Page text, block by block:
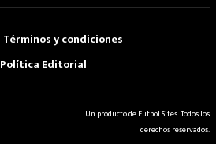
Términos y condiciones
Política Editorial
Un producto de Futbol Sites. Todos los
derechos reservados.